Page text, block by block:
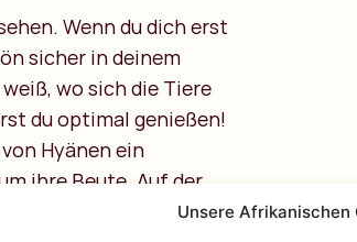
Unsere Afrikanischen
Wenn du dich erst
sicher in deinem
wo sich die Tiere
du optimal genießen!
Hyänen ein
ihre Beute. Auf der
Wasser aus